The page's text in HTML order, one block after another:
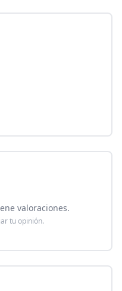
valoraciones.
tu opinión.